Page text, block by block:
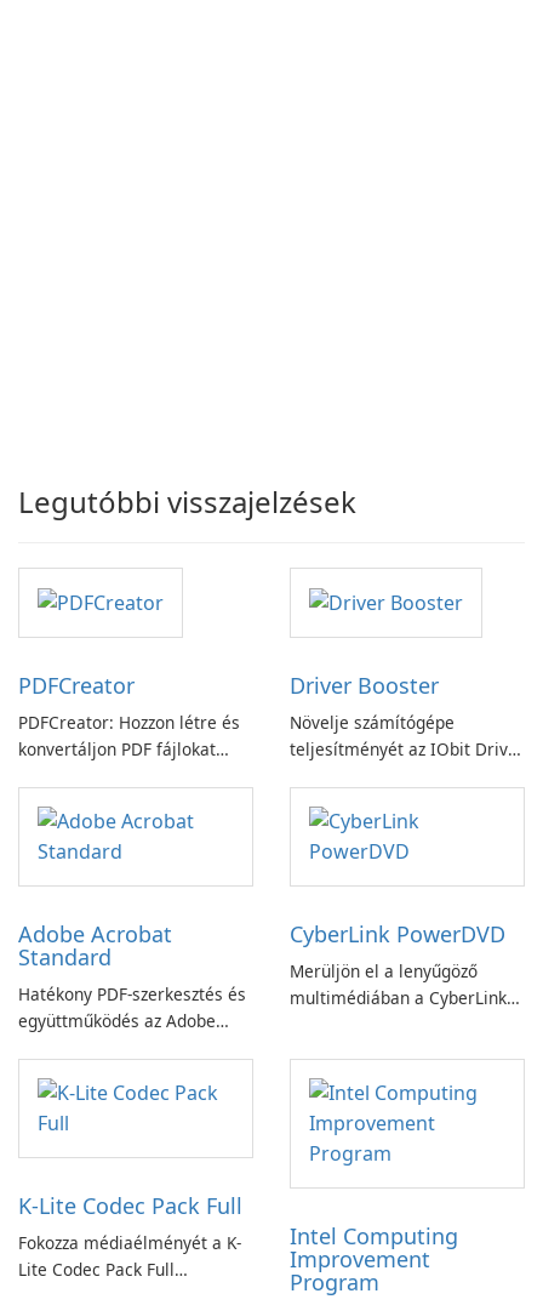
Legutóbbi visszajelzések
PDFCreator
PDFCreator: Hozzon létre és
konvertáljon PDF fájlokat
Driver Booster
Növelje számítógépe
teljesítményét az IObit Driver
Adobe Acrobat
Standard
Hatékony PDF-szerkesztés és
együttműködés az Adobe
alkalmazással.
CyberLink PowerDVD
Merüljön el a lenyűgöző
multimédiában a CyberLink
K-Lite Codec Pack Full
Fokozza médiaélményét a K-
Lite Codec Pack Full
Intel Computing
Improvement
Program